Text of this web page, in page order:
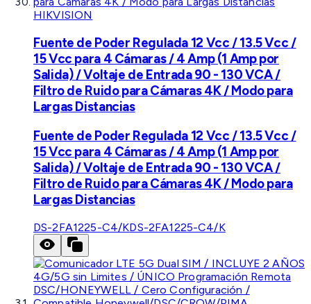
HIKVISION
Fuente de Poder Regulada 12 Vcc / 13.5 Vcc /
15 Vcc para 4 Cámaras / 4 Amp (1 Amp por
Salida) / Voltaje de Entrada 90 - 130 VCA /
Filtro de Ruido para Cámaras 4K / Modo para
Largas Distancias
Fuente de Poder Regulada 12 Vcc / 13.5 Vcc /
15 Vcc para 4 Cámaras / 4 Amp (1 Amp por
Salida) / Voltaje de Entrada 90 - 130 VCA /
Filtro de Ruido para Cámaras 4K / Modo para
Largas Distancias
DS-2FA1225-C4/KDS-2FA1225-C4/K